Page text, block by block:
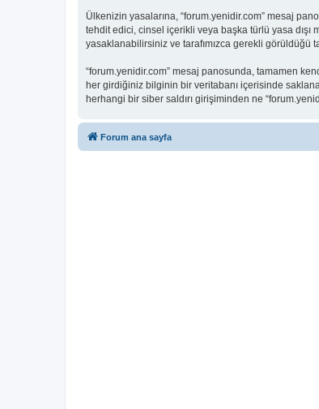
Ülkenizin yasalarına, “forum.yenidir.com” mesaj
tehdit edici, cinsel içerikli veya başka türlü yasa dışı
yasaklanabilirsiniz ve tarafımızca gerekli görüldüğü
“forum.yenidir.com” mesaj panosunda, tamamen
her girdiğiniz bilginin bir veritabanı içerisinde
herhangi bir siber saldırı girişiminden ne
Forum ana sayfa